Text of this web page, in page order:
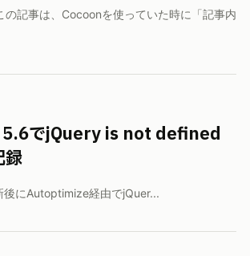
の記事は、Cocoonを使っていた時に「記事内
録
にAutoptimize経由でjQuer...